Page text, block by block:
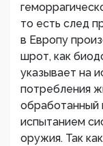
то есть след
в Европу
шрот, как
указывает на
потребления
обработанный
испытанием
оружия. Так